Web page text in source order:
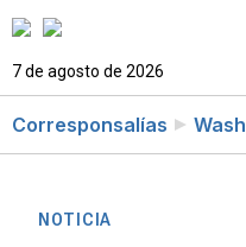
7 de agosto de 2026
Corresponsalías
NOTICIA